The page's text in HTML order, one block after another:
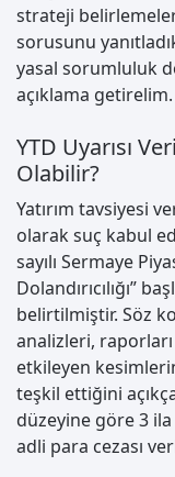
strateji
sorusunu
yasal sorumluluk
açıklama getirelim.
YTD Uyarısı
Olabilir?
Yatırım tavsiyesi
olarak suç kabul
sayılı Sermaye
Dolandırıcılığı”
belirtilmiştir. Söz
analizleri, raporları
etkileyen
teşkil ettiğini
düzeyine göre 3 ila
adli para cezası